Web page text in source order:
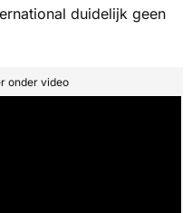
duidelijk geen
onder video